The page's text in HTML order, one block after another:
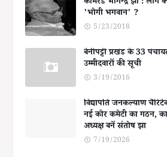
'भोगी भगवान' ?
5/23/2018
बेनीपट्टी प्रखंड के 33
उम्मीदवारों की सूची
3/19/2016
विद्यापति जनकल्याण
नई कोर कमेटी का गठन,
अध्यक्ष बनें संतोष झा
7/19/2026